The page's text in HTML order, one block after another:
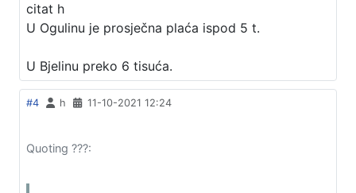
citat h
U Ogulinu je prosječna plaća ispod 5 t.
U Bjelinu preko 6 tisuća.
#4 h 11-10-2021 12:24
Quoting ???: